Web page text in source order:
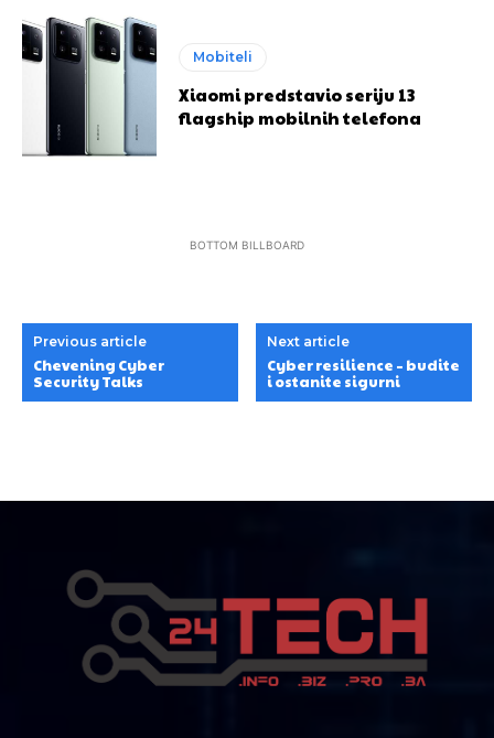
Mobiteli
Xiaomi predstavio seriju 13
flagship mobilnih telefona
BOTTOM BILLBOARD
Previous article
Chevening Cyber
Security Talks
Next article
Cyber resilience – budite
i ostanite sigurni